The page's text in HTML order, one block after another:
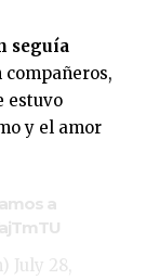
seguía
compañeros,
estuvo
y el amor
a
July 28,